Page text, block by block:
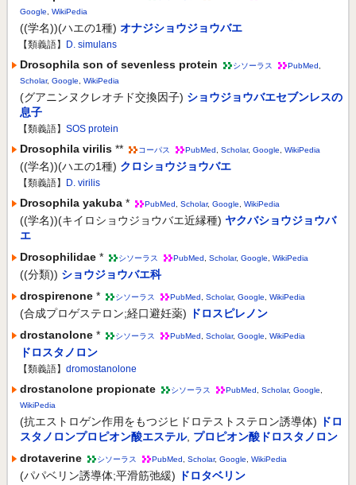
Google, WikiPedia
((学名))(ハエの1種) オナジショウジョウバエ
【類義語】 D. simulans
Drosophila son of sevenless protein シソーラス PubMed ,
Scholar, Google, WikiPedia
(グアニンヌクレオチド交換因子) ショウジョウバエセブンレスの
息子
【類義語】 SOS protein
Drosophila virilis ** コーパス PubMed , Scholar, Google, WikiPedia
((学名))(ハエの1種) クロショウジョウバエ
【類義語】 D. virilis
Drosophila yakuba * PubMed , Scholar, Google, WikiPedia
((学名))(キイロショウジョウバエ近縁種) ヤクバショウジョウバ
エ
Drosophilidae * シソーラス PubMed , Scholar, Google, WikiPedia
((分類)) ショウジョウバエ科
drospirenone * シソーラス PubMed , Scholar, Google, WikiPedia
(合成プロゲステロン;経口避妊薬)
ドロスピレノン
drostanolone * シソーラス PubMed , Scholar, Google, WikiPedia
ドロスタノロン
【類義語】 dromostanolone
drostanolone propionate シソーラス PubMed , Scholar, Google,
WikiPedia
(抗エストロゲン作用をもつジヒドロテストステロン誘導体)
ドロ
スタノロンプロピオン酸エステル, プロピオン酸ドロスタノロン
drotaverine
シソーラス PubMed , Scholar, Google, WikiPedia
(パパベリン誘導体;平滑筋弛緩)
ドロタベリン